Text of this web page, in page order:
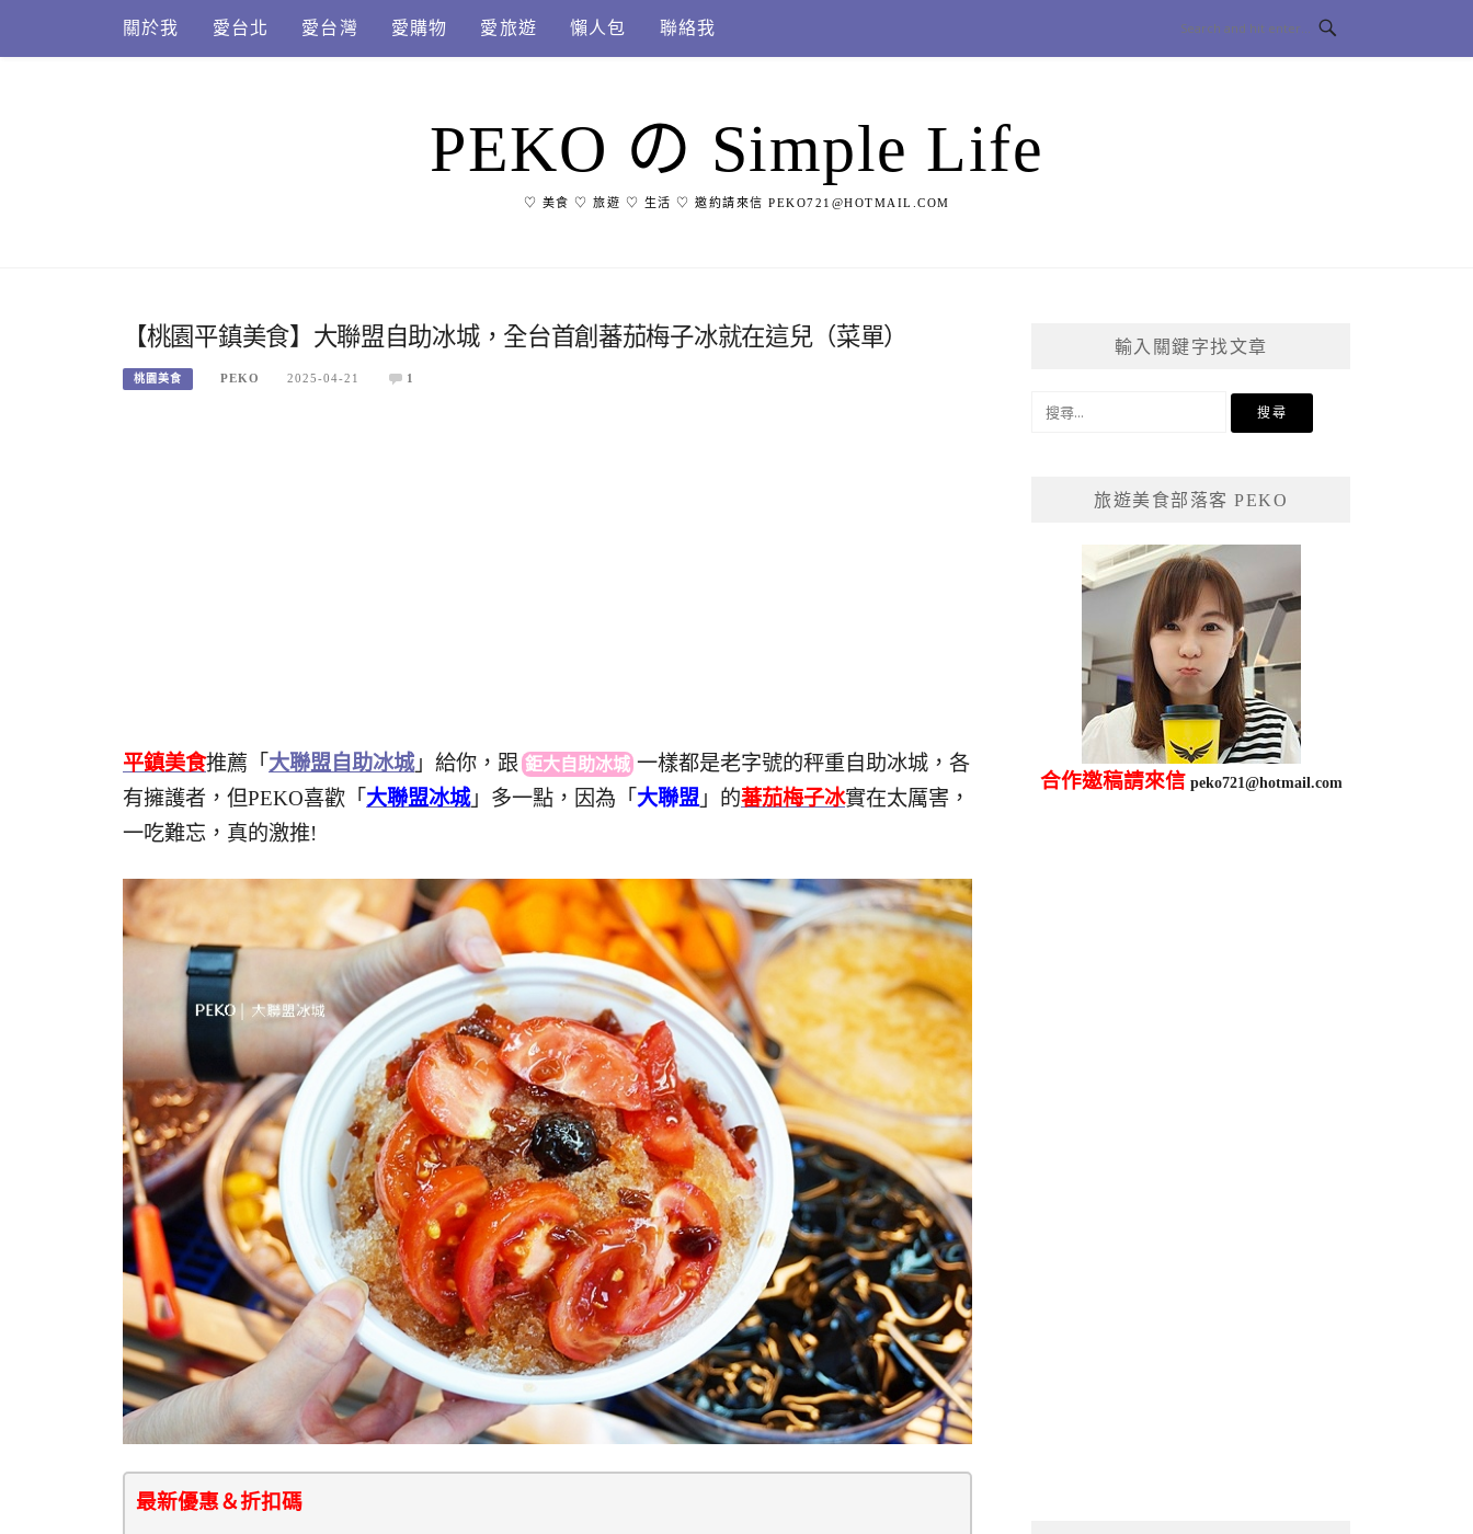
content
關於我 愛台北 愛台灣 愛購物 愛旅遊 懶人包 聯絡我
PEKO の Simple Life
♡ 美食 ♡ 旅遊 ♡ 生活 ♡ 邀約請來信 PEKO721@HOTMAIL.COM
【桃園平鎮美食】大聯盟自助冰城，全台首創蕃茄梅子冰就在這兒（菜單）
桃園美食 PEKO 2025-04-21 1
平鎮美食推薦「 大聯盟自助冰城」給你，跟 鉅大自助冰城 一樣都是老字號的秤重自助冰城，各
有擁護者，但PEKO喜歡「 大聯盟冰城」多一點，因為「 大聯盟 」的蕃茄梅子冰實在太厲害，
一吃難忘，真的激推!
最新優惠＆折扣碼
輸入關鍵字找文章
旅遊美食部落客 PEKO
合作邀稿請來信 peko721@hotmail.com